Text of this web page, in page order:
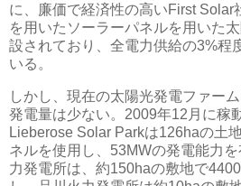
に、廉価で経済性の高いFirst Solar
を用いたソーラーパネルを用いた
設されており、全電力供給の3%程
いる。
しかし、現在の太陽光発電ファー
発電量は少ない。2009年12月に稼
Lieberose Solar Parkは126haの土
ネルを使用し、53MWの発電能力
力発電所は、約150haの敷地で